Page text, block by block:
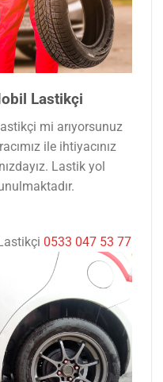
Lastikçi
mi arıyorsunuz
ile ihtiyacınız
Lastik yol
0533 047 53 77